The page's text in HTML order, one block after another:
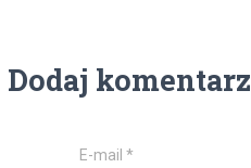
Dodaj komentarz
E-mail*